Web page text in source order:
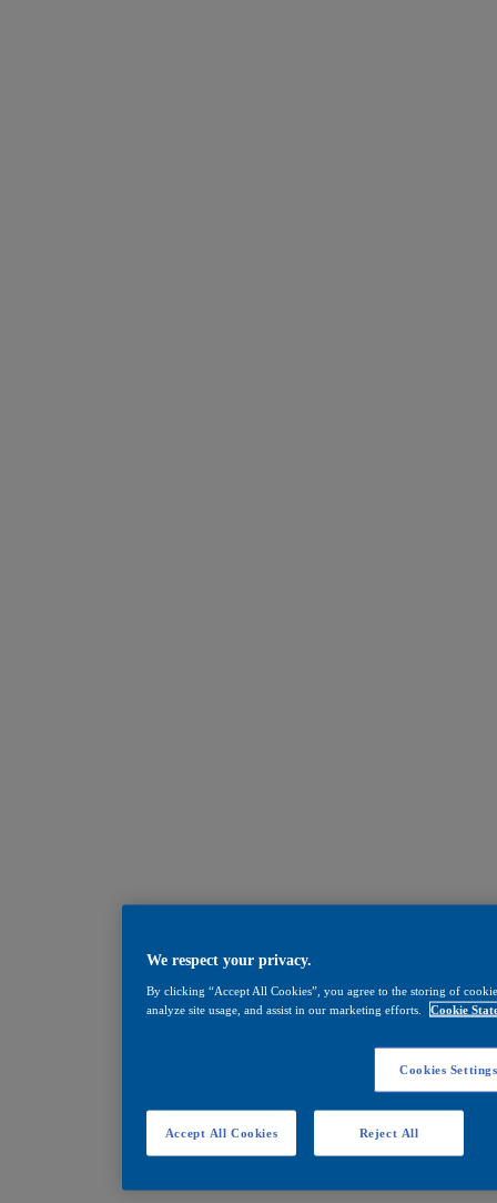
We respect your privacy.
By clicking “Accept All Cookies”, you agree to the storing of
analyze site usage, and assist in our marketing efforts.
Cookie
Cookies Settings
Reject All
Accept All Cookies